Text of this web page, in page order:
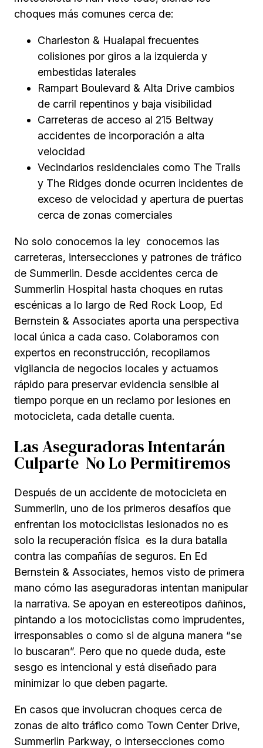
choques más comunes cerca de:
Charleston & Hualapai frecuentes
colisiones por giros a la izquierda y
embestidas laterales
Rampart Boulevard & Alta Drive cambios
de carril repentinos y baja visibilidad
Carreteras de acceso al 215 Beltway
accidentes de incorporación a alta
velocidad
Vecindarios residenciales como The Trails
y The Ridges donde ocurren incidentes de
exceso de velocidad y apertura de puertas
cerca de zonas comerciales
No solo conocemos la ley conocemos las
carreteras, intersecciones y patrones de tráfico
de Summerlin. Desde accidentes cerca de
Summerlin Hospital hasta choques en rutas
escénicas a lo largo de Red Rock Loop, Ed
Bernstein & Associates aporta una perspectiva
local única a cada caso. Colaboramos con
expertos en reconstrucción, recopilamos
vigilancia de negocios locales y actuamos
rápido para preservar evidencia sensible al
tiempo porque en un reclamo por lesiones en
motocicleta, cada detalle cuenta.
Las Aseguradoras Intentarán
Culparte No Lo Permitiremos
Después de un accidente de motocicleta en
Summerlin, uno de los primeros desafíos que
enfrentan los motociclistas lesionados no es
solo la recuperación física es la dura batalla
contra las compañías de seguros. En Ed
Bernstein & Associates, hemos visto de primera
mano cómo las aseguradoras intentan manipular
la narrativa. Se apoyan en estereotipos dañinos,
pintando a los motociclistas como imprudentes,
irresponsables o como si de alguna manera “se
lo buscaran”. Pero que no quede duda, este
sesgo es intencional y está diseñado para
minimizar lo que deben pagarte.
En casos que involucran choques cerca de
zonas de alto tráfico como Town Center Drive,
Summerlin Parkway, o intersecciones como